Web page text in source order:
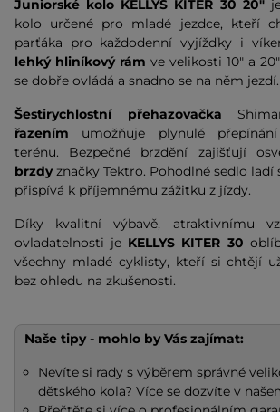
Juniorské kolo KELLYS KITER 30 20"je
kolo určené pro mladé jezdce, kteří
parťáka pro každodenní vyjížďky i
lehký hliníkový rám ve velikosti 10" a
se dobře ovládá a snadno se na něm jezdí.
Šestirychlostní přehazovačka
řazením umožňuje plynulé
terénu. Bezpečné brzdění zajišťují
brzdyznačky Tektro. Pohodlné sedlo ladí
přispívá k příjemnému zážitku z jízdy.
Díky kvalitní výbavě, atraktivnímu
ovladatelnosti je KELLYS KITER 30
všechny mladé cyklisty, kteří si chtějí
bez ohledu na zkušenosti.
Naše tipy - mohlo by Vás zajímat:
Nevíte si rady s výběrem správné
dětského kola? Více se dozvíte v